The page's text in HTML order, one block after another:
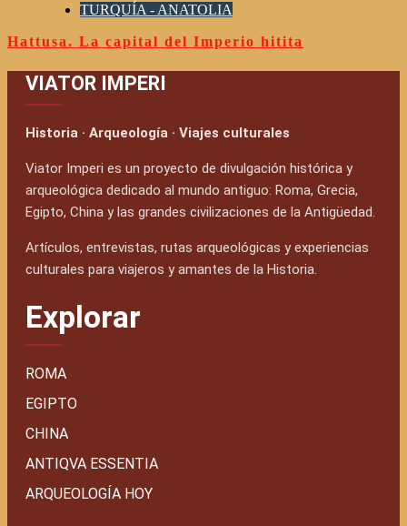
TURQUÍA - ANATOLIA
Hattusa. La capital del Imperio hitita
VIATOR IMPERI
Historia · Arqueología · Viajes culturales
Viator Imperi es un proyecto de divulgación histórica y
arqueológica dedicado al mundo antiguo: Roma, Grecia,
Egipto, China y las grandes civilizaciones de la Antigüedad.
Artículos, entrevistas, rutas arqueológicas y experiencias
culturales para viajeros y amantes de la Historia.
Explorar
ROMA
EGIPTO
CHINA
ANTIQVA ESSENTIA
ARQUEOLOGÍA HOY